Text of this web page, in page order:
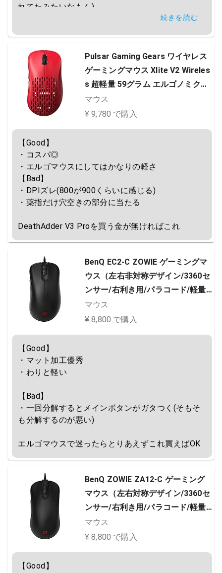
れてたみたいなもん)
続きを読む
Pulsar Gaming Gears ワイヤレス
ゲーミングマウス Xlite V2 Wireles
s 超軽量 59グラム エルゴノミクス
2.4Ghz 1ms 20000 DPI Optical Se
nsor PAW3370 国内正規品 (Mediu
マウス
¥ 9,780 で購入
【Good】
・コスパ◎
・エルゴマウスにしてはかなりの軽さ
【Bad】
・DPIズレ(800が900くらいに感じる)
・薬指だけ穴空きの部分に当たる
DeathAdder V3 Proを買う金が無ければこれ
BenQ EC2-C ZOWIE ゲーミングマ
ウス（左右非対称デザイン/3360セ
ンサー/右利き用/パラコード/軽量/
USBポート接続プラグ＆プレイ/
S・M・Lの3サイズ展開）（Mediu
マウス
¥ 8,800 で購入
【Good】
・マット加工優秀
・わりと軽い
【Bad】
・一回分解するとメインボタンがガタつく(そもそ
も分解するのが悪い)
エルゴマウスで迷ったらとりあえずこれ買えばOK
BenQ ZOWIE ZA12-C ゲーミング
マウス（左右対称デザイン/3360セ
ンサー/右利き用/パラコード/軽量/
USBポート接続プラグ＆プレイ/
S・M・Lの3サイズ展開）（Mediu
マウス
¥ 8,800 で購入
【Good】